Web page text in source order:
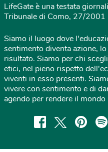
LifeGate è una testata
Tribunale di Como, 27/2001
Siamo il luogo dove
sentimento diventa azione,
risultato. Siamo per chi
etici, nel pieno rispetto
viventi in esso presenti.
vivere con sentimento e di
agendo per rendere il